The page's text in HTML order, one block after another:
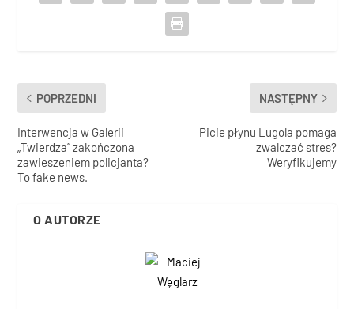
POPRZEDNI
Interwencja w Galerii
„Twierdza” zakończona
zawieszeniem policjanta?
To fake news.
NASTĘPNY
Picie płynu Lugola pomaga
zwalczać stres?
Weryfikujemy
O AUTORZE